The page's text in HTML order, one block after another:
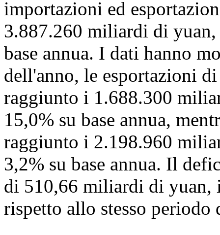
importazioni ed
3.887.260 miliardi di
base annua. I dati hanno
dell'anno, le esportazioni
raggiunto i 1.688.300
15,0% su base annua,
raggiunto i 2.198.960
3,2% su base annua. Il
di 510,66 miliardi di
rispetto allo stesso periodo